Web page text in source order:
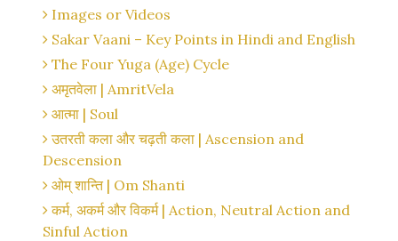
Images or Videos
Sakar Vaani – Key Points in Hindi and English
The Four Yuga (Age) Cycle
अमृतवेला | AmritVela
आत्मा | Soul
उतरती कला और चढ़ती कला | Ascension and
Descension
ओम् शान्ति | Om Shanti
कर्म, अकर्म और विकर्म | Action, Neutral Action and
Sinful Action